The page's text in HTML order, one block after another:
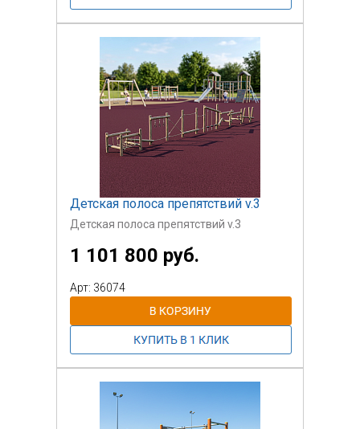
Детская полоса препятствий v.3
Детская полоса препятствий v.3
1 101 800 руб.
Арт: 36074